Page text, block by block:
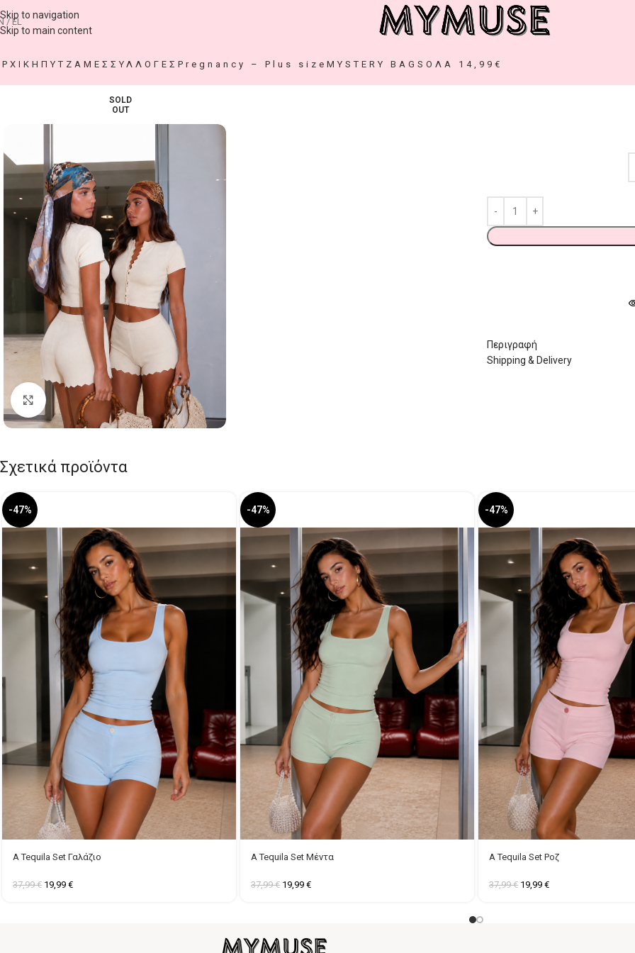
Skip to navigation
Skip to main content
/ EL
ΠΥΤΖΑΜΕΣ ΣΥΛΛΟΓΕΣ Pregnancy – Plus size MYSTERY BAGS ΟΛΑ 14,99€
SOLD
OUT
Click to enlarge
Περιγραφή
Shipping & Delivery
Σχετικά προϊόντα
-47%
A Tequila Set Γαλάζιο
37,99€ 19,99 €
-47%
A Tequila Set Μέντα
37,99€ 19,99 €
-47%
A Tequila Set Ροζ
37,99€ 19,99 €